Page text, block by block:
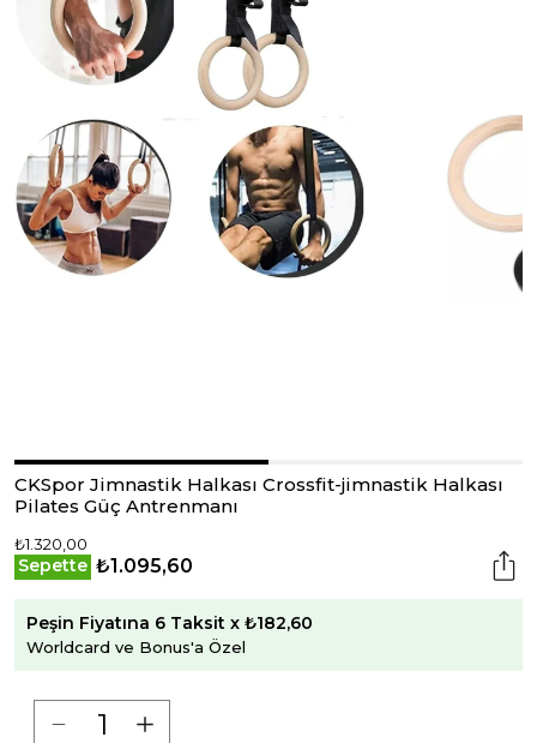
CKSpor Jimnastik Halkası Crossfit-jimnastik Halkası
Pilates Güç Antrenmanı
₺1.320,00
Sepette ₺1.095,60
Peşin Fiyatına 6 Taksit x ₺182,60
Worldcard ve Bonus'a Özel